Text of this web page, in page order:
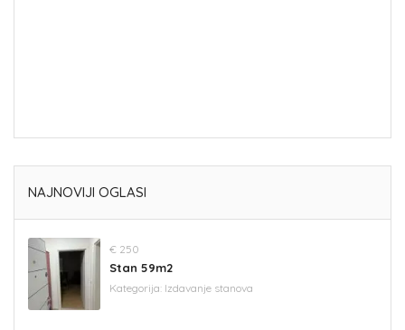
NAJNOVIJI OGLASI
€ 250
Stan 59m2
Kategorija: Izdavanje stanova